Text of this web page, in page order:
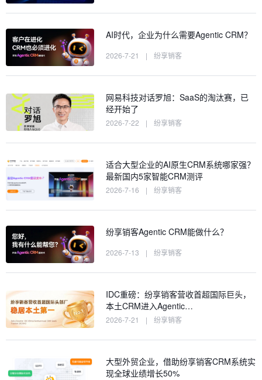
AI时代，企业为什么需要Agentic CRM？
2026-7-21 | 纷享销客
网易科技对话罗旭：SaaS的淘汰赛，已
经开始了
2026-7-22 | 纷享销客
适合大型企业的AI原生CRM系统哪家强？
最新国内5家智能CRM测评
2026-7-16 | 纷享销客
纷享销客Agentic CRM能做什么？
2026-7-13 | 纷享销客
IDC重磅：纷享销客营收首超国际巨头，
本土CRM进入Agentic…
2026-7-21 | 纷享销客
大型外贸企业，借助纷享销客CRM系统实
现全球业绩增长50%